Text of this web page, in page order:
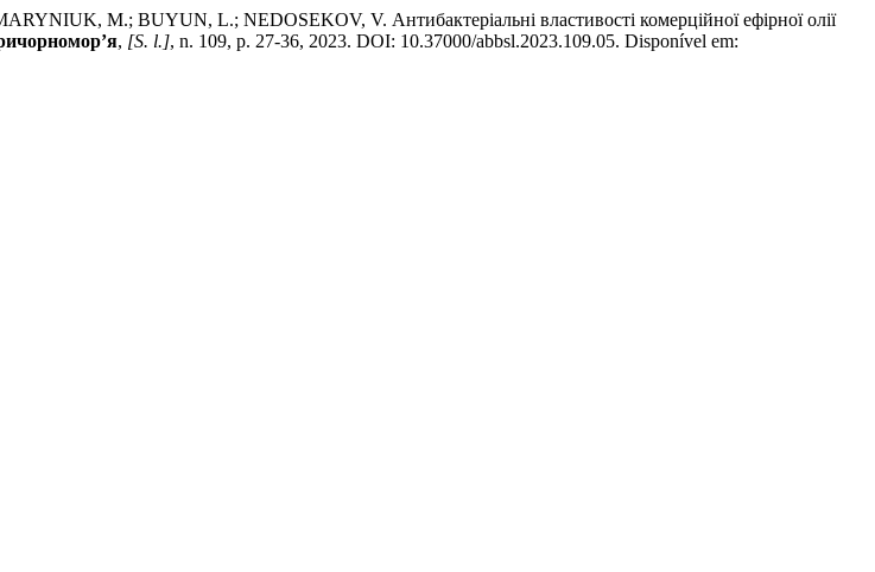
M.; BUYUN, L.; NEDOSEKOV, V. Антибактеріальні властивості комерційної ефірної олії
, [S. l.], n. 109, p. 27-36, 2023. DOI: 10.37000/abbsl.2023.109.05. Disponível em: